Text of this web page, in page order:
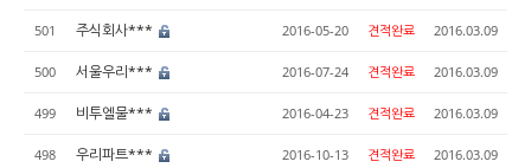
501 주식회사*** 2016-05-20 견적완료 2016.03.09
500 서울우리*** 2016-07-24 견적완료 2016.03.09
499 비투엘물*** 2016-04-23 견적완료 2016.03.09
498 우리파트*** 2016-10-13 견적완료 2016.03.09